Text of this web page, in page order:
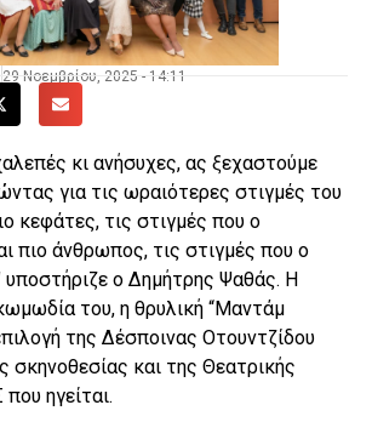
29 Νοεμβρίου, 2025 - 14:11
κι ανήσυχες, ας ξεχαστούµε
για τις ωραιότερες στιγµές του
κεφάτες, τις στιγµές που ο
πιο άνθρωπος, τις στιγµές που ο
ο Δημήτρης Ψαθάς. Η
του, η θρυλική “Μαντάμ
της Δέσποινας Οτουντζίδου
σκηνοθεσίας και της Θεατρικής
ηγείται.